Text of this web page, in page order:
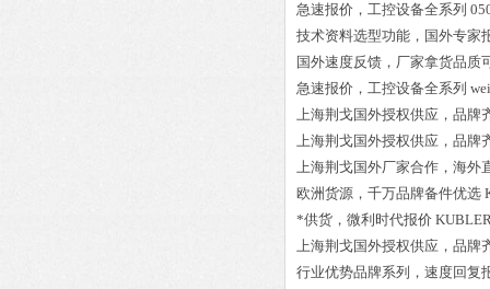
急速报价，工控设备全系列
技术资料选型功能，国外专家
国外速度反馈，厂家拿货品质
急速报价，工控设备全系列
上海荆戈国外授权供应，品牌
上海荆戈国外授权供应，品牌
上海荆戈国外厂家合作，海外
欧洲货源，千万品牌备件优选
*供货，微利时代报价
上海荆戈国外授权供应，品牌
行业优势品牌系列，速度回复